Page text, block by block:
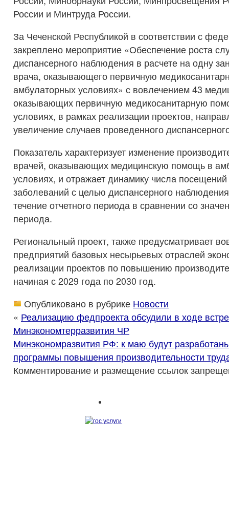
России и Минтруда России.
За Чеченской Республикой в соответствии с
закреплено мероприятие «Обеспечение роста
диспансерного наблюдения в расчете на одну
врача, оказывающего первичную
амбулаторных условиях» с вовлечением 43
оказывающих первичную медикосанитарную
условиях, в рамках реализации проектов,
увеличение случаев проведенного
Показатель характеризует изменение
врачей, оказывающих медицинскую помощь в
условиях, и отражает динамику числа
заболеваний с целью диспансерного
течение отчетного периода в сравнении со
периода.
Региональный проект, также предусматривает
предприятий базовых несырьевых отраслей
реализации проектов по повышению
начиная с 2029 года по 2030 год.
Опубликовано в рубрике Новости
« Реализацию федпроекта обсудили в ходе
Минэкономтерразвития ЧР
Минэкономразвития РФ: к маю будут
программы повышения производительности
Комментирование и размещение ссылок